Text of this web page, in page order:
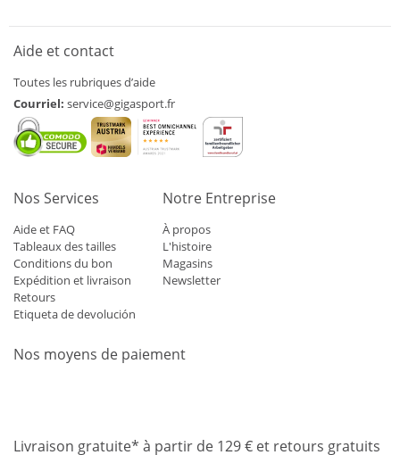
Aide et contact
Toutes les rubriques d’aide
Courriel: service@gigasport.fr
Nos Services
Aide et FAQ
Tableaux des tailles
Conditions du bon
Expédition et livraison
Retours
Etiqueta de devolución
Notre Entreprise
À propos
L'histoire
Magasins
Newsletter
Nos moyens de paiement
Livraison gratuite* à partir de 129 € et retours gratuits